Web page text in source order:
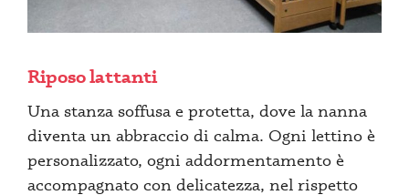
Riposo lattanti
Una stanza soffusa e protetta, dove la nanna
diventa un abbraccio di calma. Ogni lettino è
personalizzato, ogni addormentamento è
accompagnato con delicatezza, nel rispetto